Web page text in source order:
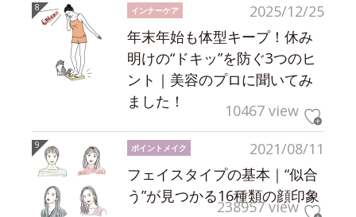
2025/12/25
インナーケア
年末年始も体型キープ！休み
明けの“ドキッ”を防ぐ3つのヒ
ント｜美容のプロに聞いてみ
ました！
10467 view
2021/08/11
ポイントメイク
フェイスタイプの基本｜“似合
う”が見つかる16種類の顔印象
238957 view